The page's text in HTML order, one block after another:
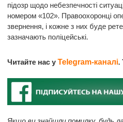
підозр щодо небезпечності
номером «102». Правоохоронці
звернення, і кожне з них буде
зазначають поліцейські.
Читайте нас у Telegram-каналі.